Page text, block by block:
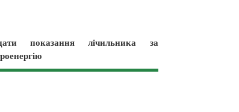
показання лічильника за